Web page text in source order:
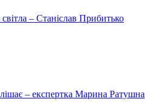
– Станіслав Прибитько
– експертка Марина Ратушна